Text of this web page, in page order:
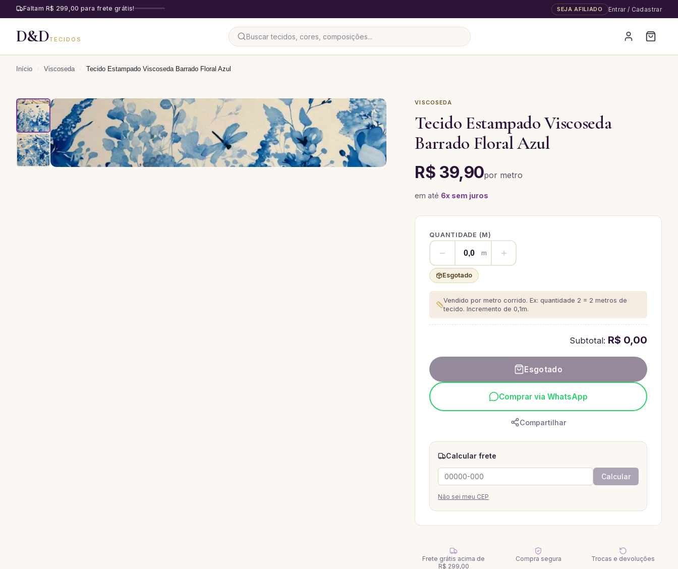
Faltam R$ 299,00 para frete grátis! SEJA AFILIADO Entrar / Cadastrar
D&DTECIDOS
Início / Viscoseda / Tecido Estampado Viscoseda Barrado Floral Azul
VISCOSEDA
Tecido Estampado Viscoseda
Barrado Floral Azul
R$ 39,90por metro
em até 6x sem juros
QUANTIDADE (M)
m
Esgotado
Vendido por metro corrido. Ex: quantidade 2 = 2 metros de
tecido. Incremento de 0,1m.
Subtotal: R$ 0,00
Esgotado
Comprar via WhatsApp
Compartilhar
Calcular frete
Calcular
Não sei meu CEP
Frete grátis acima de
R$ 299,00
Compra segura Trocas e devoluções